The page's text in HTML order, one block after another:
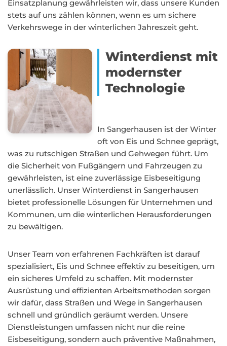
Einsatzplanung gewährleisten wir, dass unsere Kunden
stets auf uns zählen können, wenn es um sichere
Verkehrswege in der winterlichen Jahreszeit geht.
Winterdienst mit
modernster
Technologie
In Sangerhausen ist der Winter
oft von Eis und Schnee geprägt,
was zu rutschigen Straßen und Gehwegen führt. Um
die Sicherheit von Fußgängern und Fahrzeugen zu
gewährleisten, ist eine zuverlässige Eisbeseitigung
unerlässlich. Unser Winterdienst in Sangerhausen
bietet professionelle Lösungen für Unternehmen und
Kommunen, um die winterlichen Herausforderungen
zu bewältigen.
Unser Team von erfahrenen Fachkräften ist darauf
spezialisiert, Eis und Schnee effektiv zu beseitigen, um
ein sicheres Umfeld zu schaffen. Mit modernster
Ausrüstung und effizienten Arbeitsmethoden sorgen
wir dafür, dass Straßen und Wege in Sangerhausen
schnell und gründlich geräumt werden. Unsere
Dienstleistungen umfassen nicht nur die reine
Eisbeseitigung, sondern auch präventive Maßnahmen,